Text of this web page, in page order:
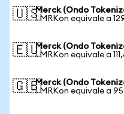
🇺🇸Merck (Ondo
1 MRKon equivale a
🇪🇺Merck (Ondo
1 MRKon equivale a
🇬🇧Merck (Ondo
1 MRKon equivale a